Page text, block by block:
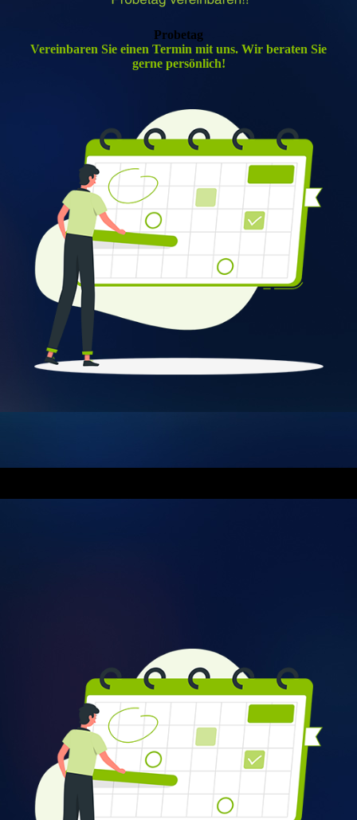
Probetag
Vereinbaren Sie einen Termin mit uns. Wir beraten Sie
gerne persönlich!